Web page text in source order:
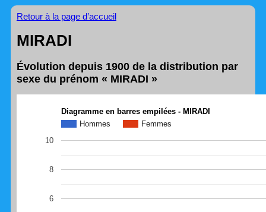
Retour à la page d’accueil
MIRADI
Évolution depuis 1900 de la distribution par
sexe du prénom « MIRADI »
Diagramme en barres empilées - MIRADI
Hommes
Femmes
6
8
10